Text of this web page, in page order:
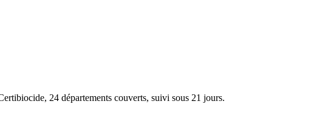
24 départements couverts, suivi sous 21 jours.